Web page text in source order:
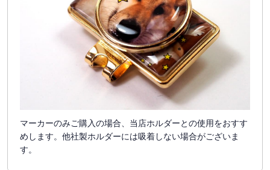
マーカーのみご購入の場合、当店ホルダーとの使用をおすす
めします。他社製ホルダーには吸着しない場合がございま
す。